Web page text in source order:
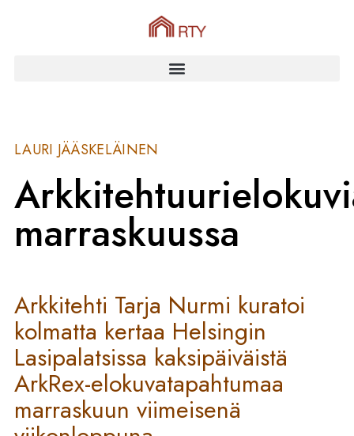
LAURI JÄÄSKELÄINEN
marraskuussa
Arkkitehti Tarja Nurmi kuratoi
kolmatta kertaa Helsingin
Lasipalatsissa kaksipäiväistä
ArkRex-elokuvatapahtumaa
marraskuun viimeisenä